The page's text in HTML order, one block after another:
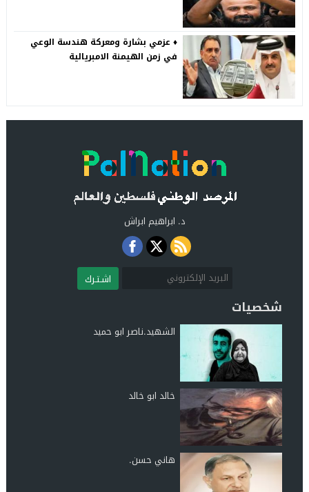
♦️ عزمي بشارة ومعركة هندسة الوعي
في زمن الهيمنة الامبريالية
د. ابراهيم ابراش
اشـتـرك
شخصيات
الشهيد.ناصر ابو حميد
خالد ابو خالد
هاني حسن.